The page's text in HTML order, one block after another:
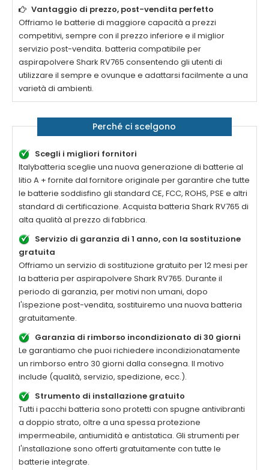
Vantaggio di prezzo, post-vendita perfetto
Offriamo le batterie di maggiore capacità a prezzi
competitivi, sempre con il prezzo inferiore e il miglior
servizio post-vendita. batteria compatibile per
aspirapolvere Shark RV765 consentendo gli utenti di
utilizzare il sempre e ovunque e adattarsi facilmente a una
varietà di ambienti.
Perché ci scelgono
Scegli i migliori fornitori
Italybatteria sceglie una nuova generazione di batterie al
litio A + fornite dal fornitore originale per garantire che tutte
le batterie soddisfino gli standard CE, FCC, ROHS, PSE e altri
standard di certificazione. Acquista batteria Shark RV765 di
alta qualità al prezzo di fabbrica.
Servizio di garanzia di 1 anno, con la sostituzione
gratuita
Offriamo un servizio di sostituzione gratuito per 12 mesi per
la batteria per aspirapolvere Shark RV765. Durante il
periodo di garanzia, per motivi non umani, dopo
l'ispezione post-vendita, sostituiremo una nuova batteria
gratuitamente.
Garanzia di rimborso incondizionato di 30 giorni
Le garantiamo che puoi richiedere incondizionatamente
un rimborso entro 30 giorni dalla consegna. Il motivo
include (qualità, servizio, spedizione, ecc.).
Strumento di installazione gratuito
Tutti i pacchi batteria sono protetti con spugne antivibranti
a doppio strato, oltre a una spessa protezione
impermeabile, antiumidità e antistatica. Gli strumenti per
l'installazione sono offerti gratuitamente con tutte le
batterie integrate.